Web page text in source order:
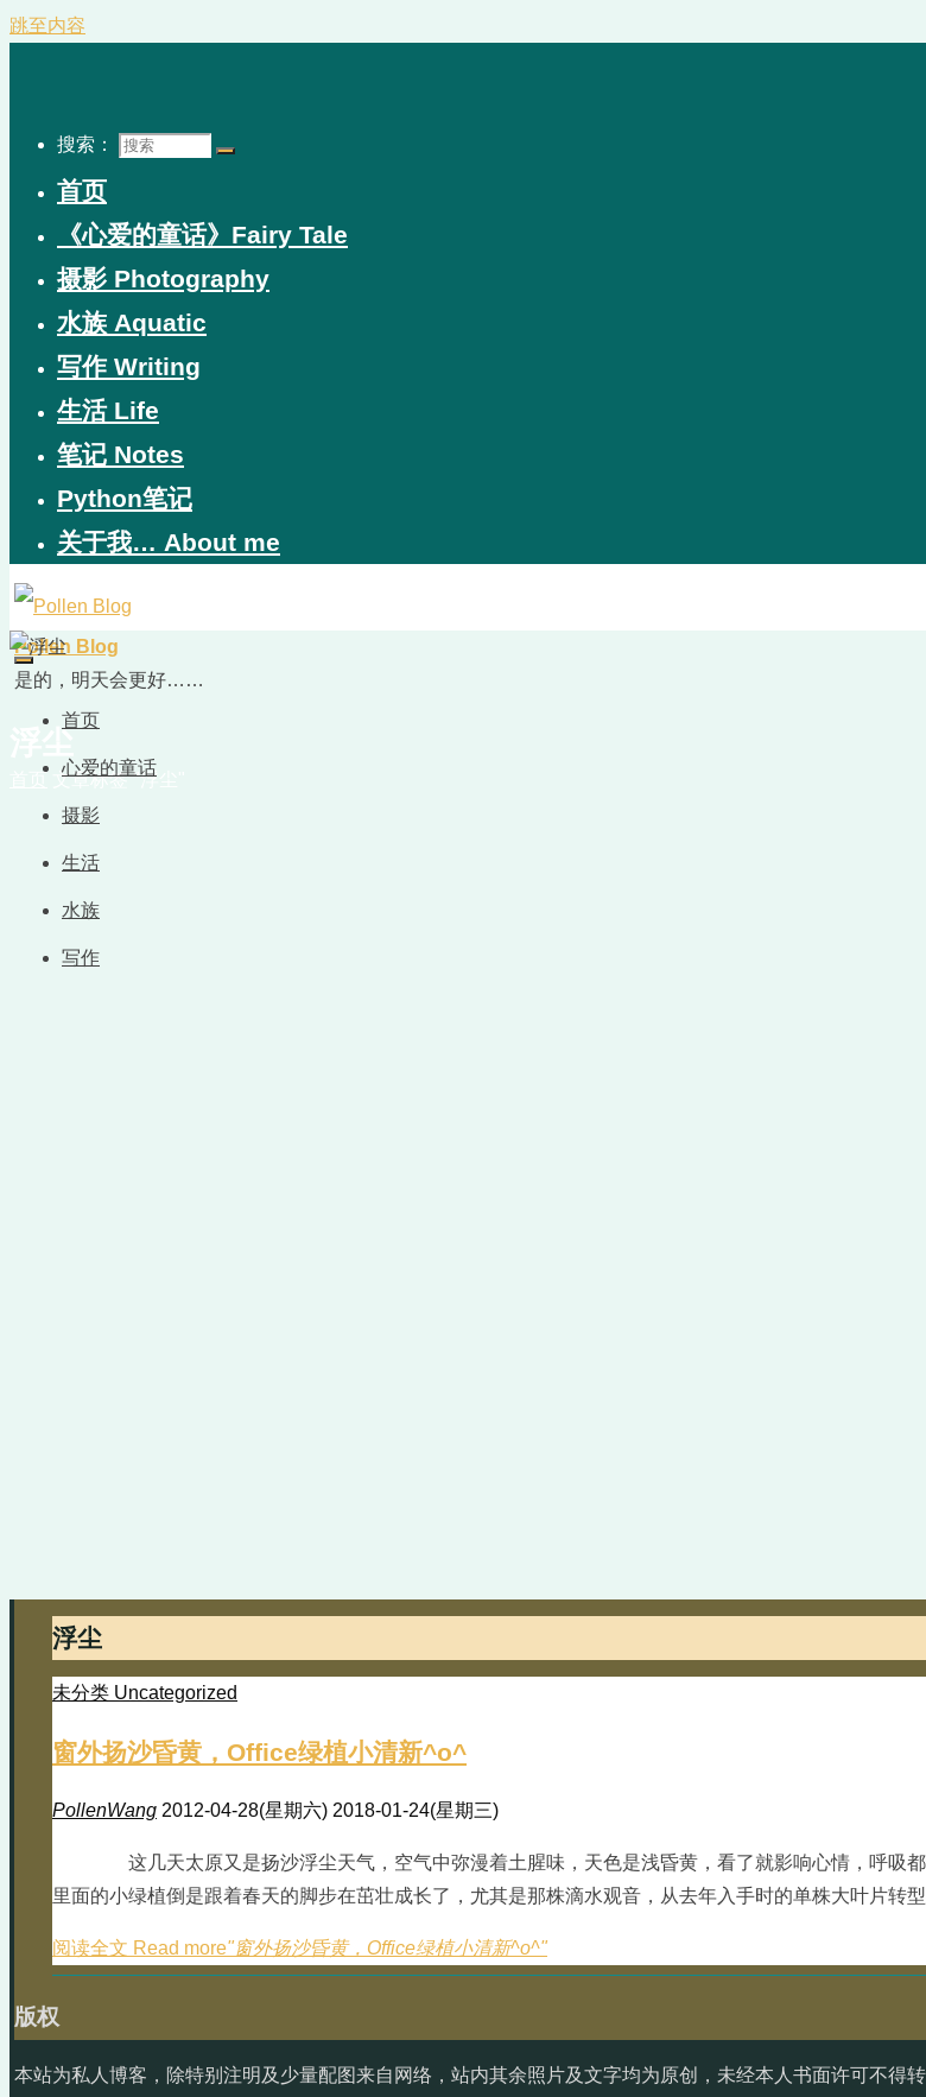
跳至内容
搜索：
首页
《心爱的童话》Fairy Tale
摄影 Photography
水族 Aquatic
写作 Writing
生活 Life
笔记 Notes
Python笔记
关于我… About me
Pollen Blog
是的，明天会更好……
首页
心爱的童话
摄影
生活
水族
写作
文章标签 "浮尘"
浮尘
未分类 Uncategorized
窗外扬沙昏黄，Office绿植小清新^o^
PollenWang 2012-04-28(星期六) 2018-01-24(星期三)
这几天太原又是扬沙浮尘天气，空气中弥漫着土腥味，天色是浅昏黄，看了就影响心情，呼
里面的小绿植倒是跟着春天的脚步在茁壮成长了，尤其是那株滴水观音，从去年入手时的单株大叶片转
阅读全文 Read more"窗外扬沙昏黄，Office绿植小清新^o^"
版权
本站为私人博客，除特别注明及少量配图来自网络，站内其余照片及文字均为原创，未经本人书面许可不得